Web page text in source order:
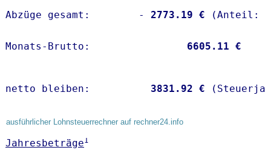
Abzüge gesamt:        -
2773.19 €
Monats-Brutto: 6605.11 €
netto bleiben: 3831.92 €
ausführlicher Lohnsteuerrechner auf rechner24.info
Jahresbeträge1